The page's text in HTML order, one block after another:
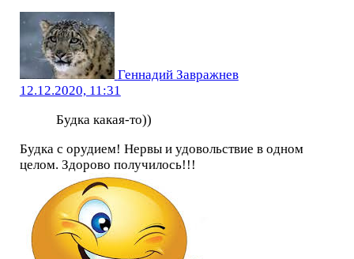
Геннадий Завражнев
12.12.2020, 11:31
Будка какая-то))
Будка с орудием! Нервы и удовольствие в одном
целом. Здорово получилось!!!